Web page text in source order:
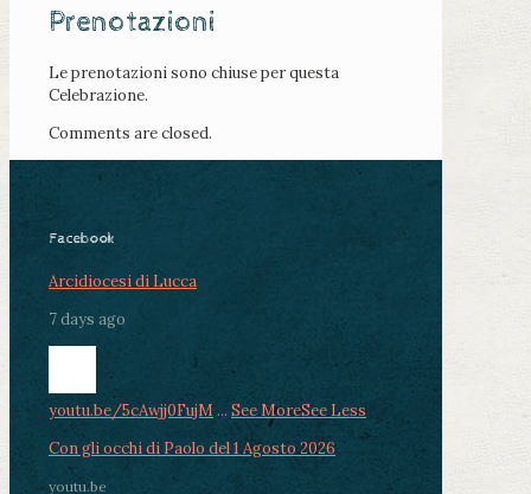
Prenotazioni
Le prenotazioni sono chiuse per questa
Celebrazione.
Comments are closed.
Facebook
Arcidiocesi di Lucca
7 days ago
youtu.be/5cAwjj0FujM ... See MoreSee Less
Con gli occhi di Paolo del 1 Agosto 2026
youtu.be